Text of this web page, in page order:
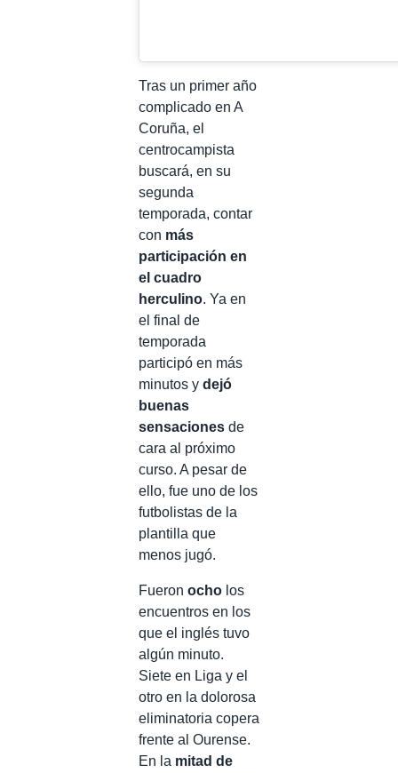
Tras un primer año
complicado en A
Coruña, el
centrocampista
buscará, en su
segunda
temporada, contar
con más
participación en
el cuadro
herculino. Ya en
el final de
temporada
participó en más
minutos y dejó
buenas
sensaciones de
cara al próximo
curso. A pesar de
ello, fue uno de los
futbolistas de la
plantilla que
menos jugó.
Fueron ocho los
encuentros en los
que el inglés tuvo
algún minuto.
Siete en Liga y el
otro en la dolorosa
eliminatoria copera
frente al Ourense.
En la mitad de